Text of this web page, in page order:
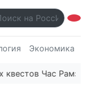
Экономика
Час Рамзая